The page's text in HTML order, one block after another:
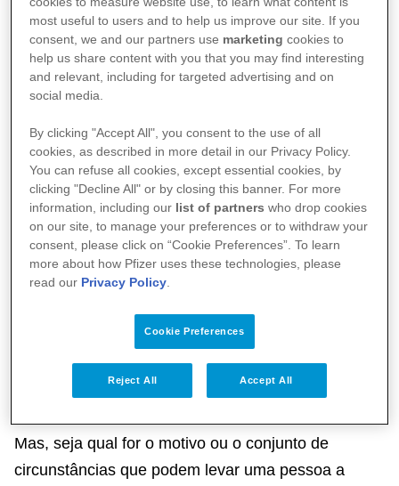
Mas nem sempre isso acontece. Segundo a
Organização Mundial de Saúde (OMS), menos de
60% dos pacientes com diabetes e menos de 40%
dos pacientes hipertensos seguem as prescrições,
A questão é complexa, pois não se trata somente
de seguir o que foi indicado pelo médico. A adesão
ao tratamento engloba fatores socioeconômicos,
questões relacionadas com o tratamento, com o
paciente – sua compreensão sobre os benefícios,
de vida etc. -, a própria doença e até,
eventualmente, aspectos referentes ao sistema de
Mas, seja qual for o motivo ou o conjunto de
circunstâncias que podem levar uma pessoa a
most useful to users and to help us improve our site. If you
consent, we and our partners use marketing cookies to
help us share content with you that you may find interesting
and relevant, including for targeted advertising and on
social media.
By clicking "Accept All", you consent to the use of all
cookies, as described in more detail in our Privacy Policy.
You can refuse all cookies, except essential cookies, by
clicking "Decline All" or by closing this banner. For more
information, including our list of partners who drop cookies
on our site, to manage your preferences or to withdraw your
consent, please click on “Cookie Preferences”. To learn
more about how Pfizer uses these technologies, please
read our Privacy Policy.
Cookie Preferences
Reject All Accept All